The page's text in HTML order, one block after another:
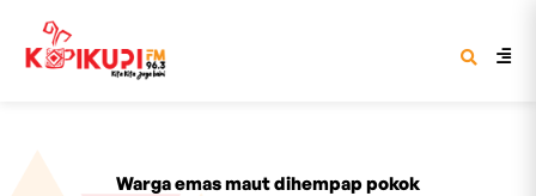
Warga emas maut dihempap pokok